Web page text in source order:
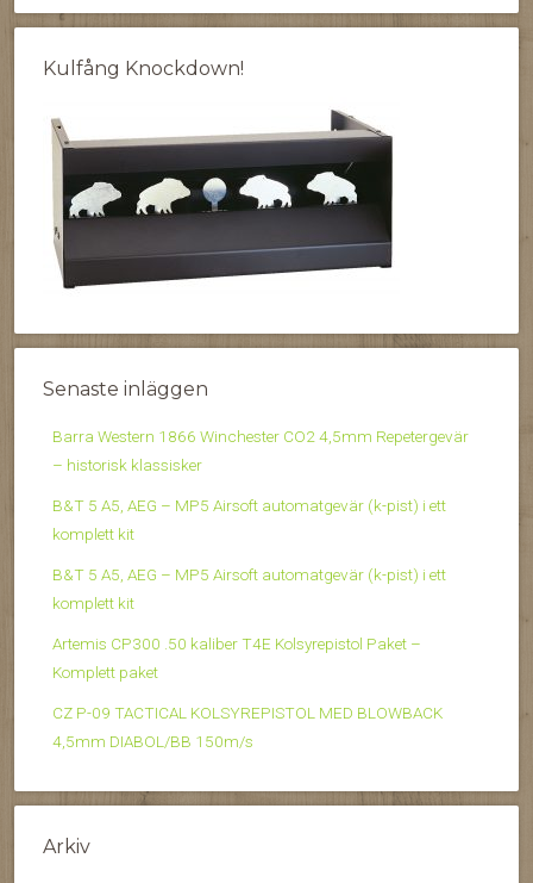
Kulfång Knockdown!
Senaste inläggen
Barra Western 1866 Winchester CO2 4,5mm Repetergevär
– historisk klassisker
B&T 5 A5, AEG – MP5 Airsoft automatgevär (k-pist) i ett
komplett kit
B&T 5 A5, AEG – MP5 Airsoft automatgevär (k-pist) i ett
komplett kit
Artemis CP300 .50 kaliber T4E Kolsyrepistol Paket –
Komplett paket
CZ P-09 TACTICAL KOLSYREPISTOL MED BLOWBACK
4,5mm DIABOL/BB 150m/s
Arkiv